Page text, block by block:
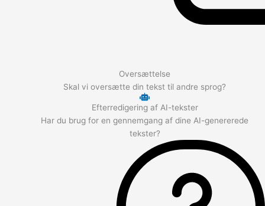
Oversættelse
Skal vi oversætte din tekst til andre sprog?
Efterredigering af AI-tekster
Har du brug for en gennemgang af dine AI-genererede
tekster?